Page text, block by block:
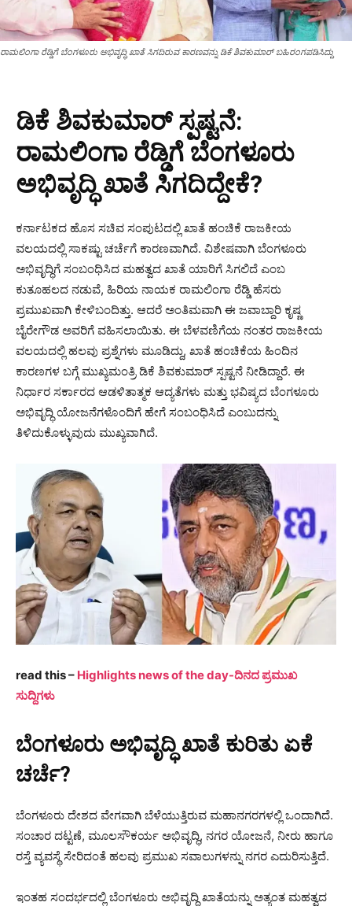
ರಾಮಲಿಂಗಾ ರೆಡ್ಡಿಗೆ ಬೆಂಗಳೂರು ಅಭಿವೃದ್ಧಿ ಖಾತೆ ಸಿಗದಿರುವ ಕಾರಣವನ್ನು ಡಿಕೆ ಶಿವಕುಮಾರ್ ಬಹಿರಂಗಪಡಿಸಿದ್ದು
ಡಿಕೆ ಶಿವಕುಮಾರ್ ಸ್ಪಷ್ಟನೆ:
ರಾಮಲಿಂಗಾ ರೆಡ್ಡಿಗೆ ಬೆಂಗಳೂರು
ಅಭಿವೃದ್ಧಿ ಖಾತೆ ಸಿಗದಿದ್ದೇಕೆ?
ಕರ್ನಾಟಕದ ಹೊಸ ಸಚಿವ ಸಂಪುಟದಲ್ಲಿ ಖಾತೆ ಹಂಚಿಕೆ ರಾಜಕೀಯ
ವಲಯದಲ್ಲಿ ಸಾಕಷ್ಟು ಚರ್ಚೆಗೆ ಕಾರಣವಾಗಿದೆ. ವಿಶೇಷವಾಗಿ ಬೆಂಗಳೂರು
ಅಭಿವೃದ್ಧಿಗೆ ಸಂಬಂಧಿಸಿದ ಮಹತ್ವದ ಖಾತೆ ಯಾರಿಗೆ ಸಿಗಲಿದೆ ಎಂಬ
ಕುತೂಹಲದ ನಡುವೆ, ಹಿರಿಯ ನಾಯಕ ರಾಮಲಿಂಗಾ ರೆಡ್ಡಿ ಹೆಸರು
ಪ್ರಮುಖವಾಗಿ ಕೇಳಿಬಂದಿತ್ತು. ಆದರೆ ಅಂತಿಮವಾಗಿ ಈ ಜವಾಬ್ದಾರಿ ಕೃಷ್ಣ
ಬೈರೇಗೌಡ ಅವರಿಗೆ ವಹಿಸಲಾಯಿತು. ಈ ಬೆಳವಣಿಗೆಯ ನಂತರ ರಾಜಕೀಯ
ವಲಯದಲ್ಲಿ ಹಲವು ಪ್ರಶ್ನೆಗಳು ಮೂಡಿದ್ದು, ಖಾತೆ ಹಂಚಿಕೆಯ ಹಿಂದಿನ
ಕಾರಣಗಳ ಬಗ್ಗೆ ಮುಖ್ಯಮಂತ್ರಿ ಡಿಕೆ ಶಿವಕುಮಾರ್ ಸ್ಪಷ್ಟನೆ ನೀಡಿದ್ದಾರೆ. ಈ
ನಿರ್ಧಾರ ಸರ್ಕಾರದ ಆಡಳಿತಾತ್ಮಕ ಆದ್ಯತೆಗಳು ಮತ್ತು ಭವಿಷ್ಯದ ಬೆಂಗಳೂರು
ಅಭಿವೃದ್ಧಿ ಯೋಜನೆಗಳೊಂದಿಗೆ ಹೇಗೆ ಸಂಬಂಧಿಸಿದೆ ಎಂಬುದನ್ನು
ತಿಳಿದುಕೊಳ್ಳುವುದು ಮುಖ್ಯವಾಗಿದೆ.
read this – Highlights news of the day-ದಿನದ ಪ್ರಮುಖ
ಸುದ್ದಿಗಳು
ಬೆಂಗಳೂರು ಅಭಿವೃದ್ಧಿ ಖಾತೆ ಕುರಿತು ಏಕೆ
ಚರ್ಚೆ?
ಬೆಂಗಳೂರು ದೇಶದ ವೇಗವಾಗಿ ಬೆಳೆಯುತ್ತಿರುವ ಮಹಾನಗರಗಳಲ್ಲಿ ಒಂದಾಗಿದೆ.
ಸಂಚಾರ ದಟ್ಟಣೆ, ಮೂಲಸೌಕರ್ಯ ಅಭಿವೃದ್ಧಿ, ನಗರ ಯೋಜನೆ, ನೀರು ಹಾಗೂ
ರಸ್ತೆ ವ್ಯವಸ್ಥೆ ಸೇರಿದಂತೆ ಹಲವು ಪ್ರಮುಖ ಸವಾಲುಗಳನ್ನು ನಗರ ಎದುರಿಸುತ್ತಿದೆ.
ಇಂತಹ ಸಂದರ್ಭದಲ್ಲಿ ಬೆಂಗಳೂರು ಅಭಿವೃದ್ಧಿ ಖಾತೆಯನ್ನು ಅತ್ಯಂತ ಮಹತ್ವದ